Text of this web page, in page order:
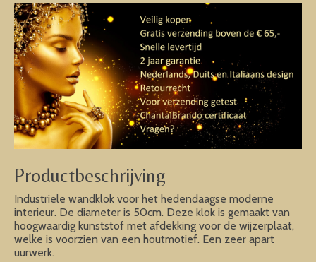
Productbeschrijving
Industriele wandklok voor het hedendaagse moderne
interieur. De diameter is 50cm. Deze klok is gemaakt van
hoogwaardig kunststof met afdekking voor de wijzerplaat,
welke is voorzien van een houtmotief. Een zeer apart
uurwerk.